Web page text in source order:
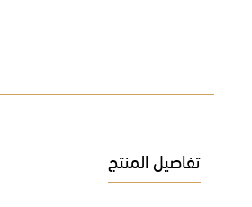
تفاصيل المنتج